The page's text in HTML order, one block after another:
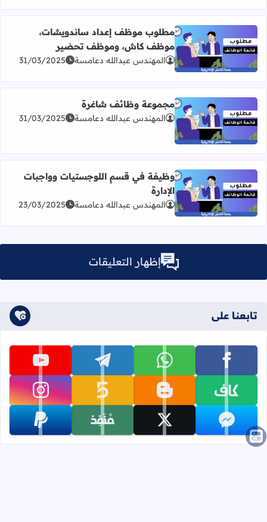
اقرأ المزيد عن مطلوب موظف إعداد ساندويشات، موظف
مطلوب موظف إعداد ساندويشات،
موظف كاش، وموظف تحضير
المهندس عبدالله دعامسة 31/03/2025
اقرأ المزيد عن مجموعة وظائف شاغرة
مجموعة وظائف شاغرة
المهندس عبدالله دعامسة 31/03/2025
اقرأ المزيد عن وظيفة في قسم اللوجستيات وواجبات الإدارة
وظيفة في قسم اللوجستيات وواجبات
الإدارة
المهندس عبدالله دعامسة 23/03/2025
إظهار التعليقات
تابعنا على
تابعنا على facebook تابعنا على whatsapp تابعنا على telegram تابعنا على youtube
تابعنا على kafiil تابعنا على blogger تابعنا على khamsat تابعنا على instagram
تابعنا على messenger تابعنا على x تابعنا على monafiz تابعنا على paypal